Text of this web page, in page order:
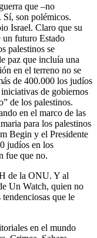
que –no
Sí, son polémicos.
Israel. Claro que su
un futuro Estado
palestinos se
paz que incluía una
en el terreno no se
de 400.000 los judíos
de gobiernos
de los palestinos.
en el marco de las
para los palestinos
Begin y el Presidente
judíos en los
fue que no.
de la ONU. Y al
Un Watch, quien no
que le
en el mundo